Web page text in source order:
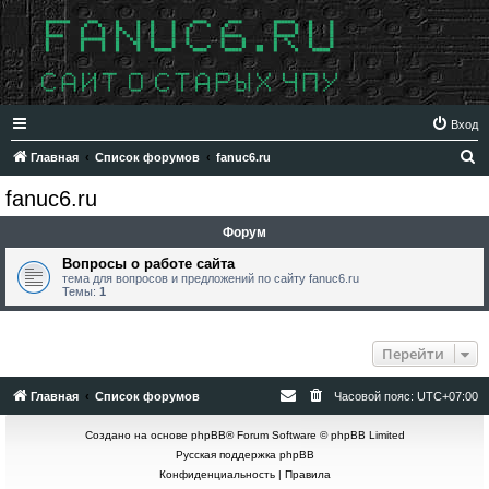
Вход
Главная Список форумов fanuc6.ru
fanuc6.ru
Форум
Вопросы о работе сайта
тема для вопросов и предложений по сайту fanuc6.ru
Темы: 1
Перейти
Главная Список форумов Часовой пояс: UTC+07:00
Создано на основе phpBB® Forum Software © phpBB Limited
Русская поддержка phpBB
Конфиденциальность| Правила